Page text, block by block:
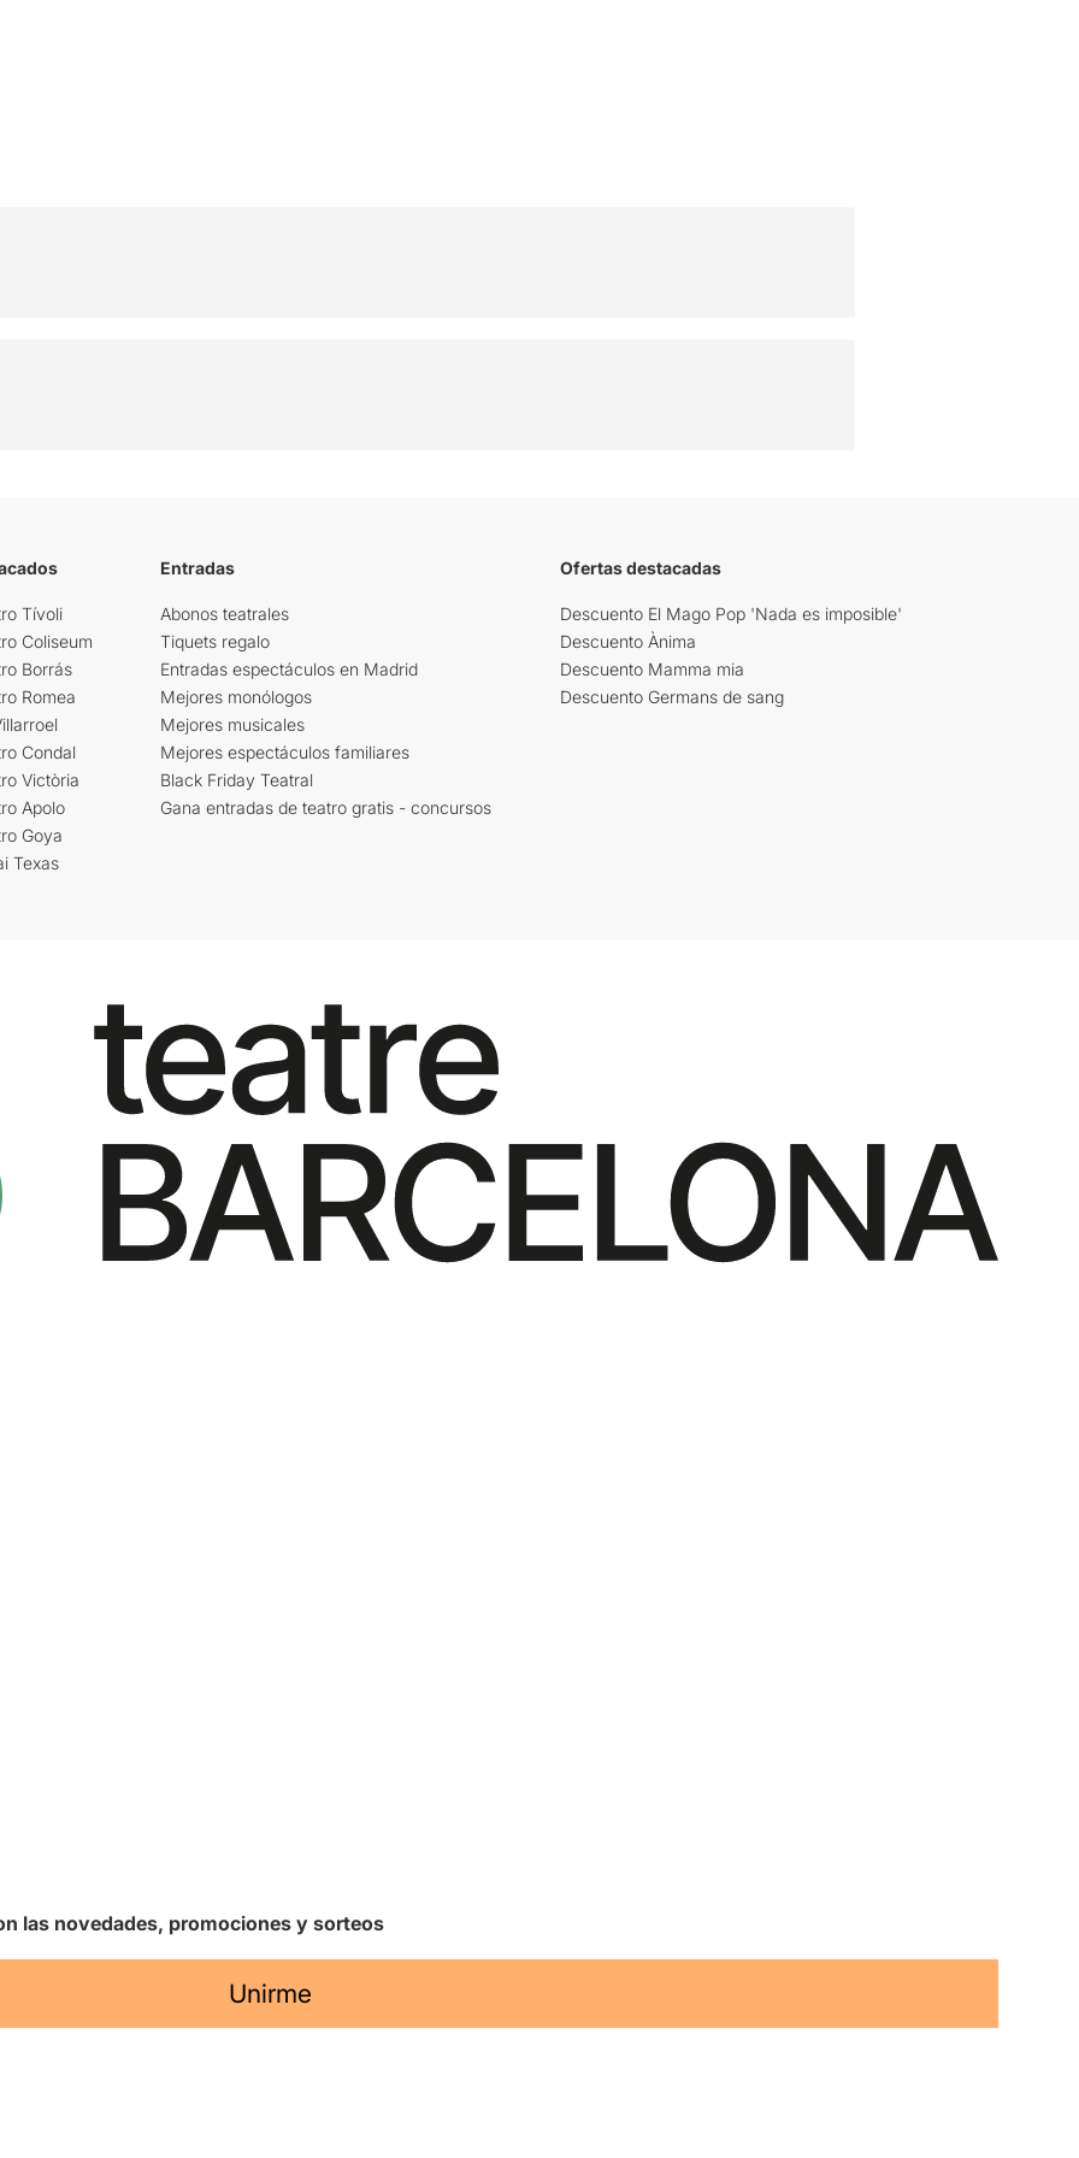
Tívoli
Coliseum
Borrás
Romea
Condal
Victòria
Apolo
Goya
Texas
Entradas
Abonos teatrales
Tiquets regalo
Entradas espectáculos en Madrid
Mejores monólogos
Mejores musicales
Mejores espectáculos familiares
Black Friday Teatral
Gana entradas de teatro gratis - concursos
Ofertas destacadas
Descuento El Mago Pop 'Nada es imposible'
Descuento Ànima
Descuento Mamma mia
Descuento Germans de sang
las novedades, promociones y sorteos
Unirme